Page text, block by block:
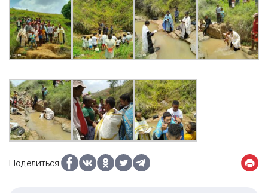
Поделиться: